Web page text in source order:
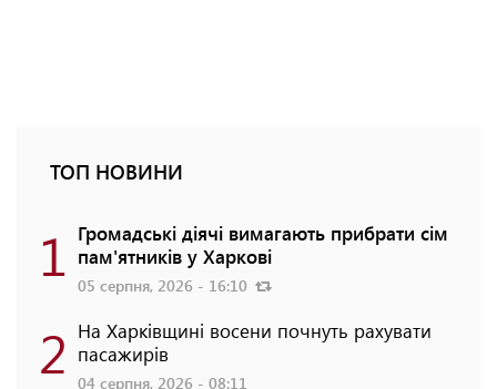
ТОП НОВИНИ
1 Громадські діячі вимагають прибрати сім
пам'ятників у Харкові
05 серпня, 2026 - 16:10
2 На Харківщині восени почнуть рахувати
пасажирів
04 серпня, 2026 - 08:11